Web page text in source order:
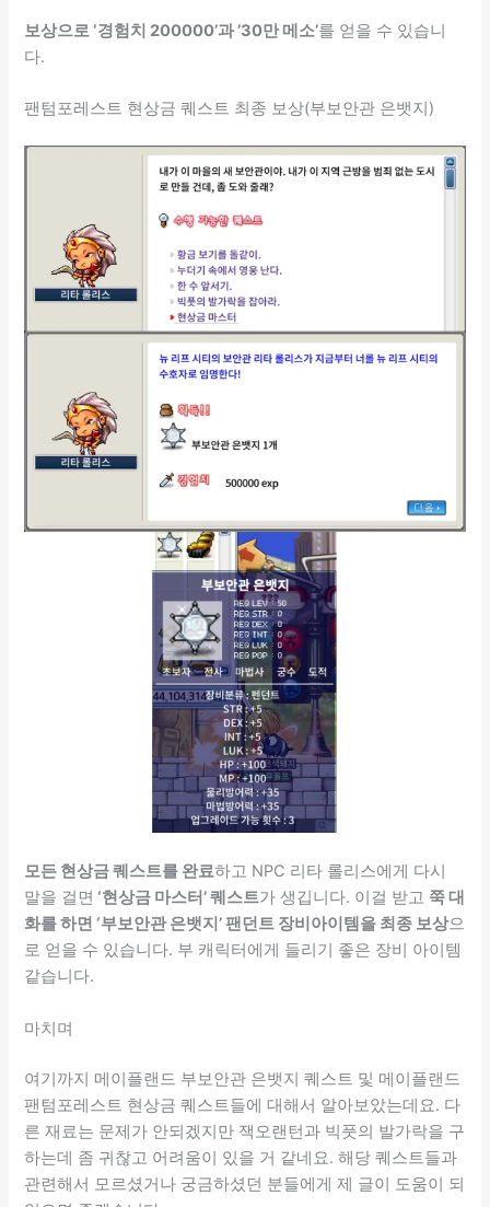
보상으로 ‘경험치 200000’과 ’30만 메소’를 얻을 수 있습니
다.
팬텀포레스트 현상금 퀘스트 최종 보상(부보안관 은뱃지)
모든 현상금 퀘스트를 완료하고 NPC 리타 롤리스에게 다시
말을 걸면 ‘현상금 마스터’ 퀘스트가 생깁니다. 이걸 받고 쭉 대
화를 하면 ‘부보안관 은뱃지’ 팬던트 장비아이템을 최종 보상으
로 얻을 수 있습니다. 부 캐릭터에게 들리기 좋은 장비 아이템
같습니다.
마치며
여기까지 메이플랜드 부보안관 은뱃지 퀘스트 및 메이플랜드
팬텀포레스트 현상금 퀘스트들에 대해서 알아보았는데요. 다
른 재료는 문제가 안되겠지만 잭오랜턴과 빅풋의 발가락을 구
하는데 좀 귀찮고 어려움이 있을 거 같네요. 해당 퀘스트들과
관련해서 모르셨거나 궁금하셨던 분들에게 제 글이 도움이 되